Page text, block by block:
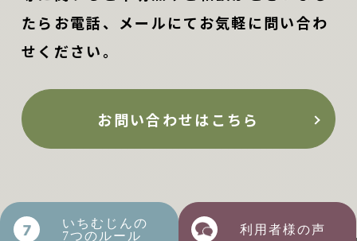
たらお電話、メールにてお気軽に問い合わ
せください。
お問い合わせはこちら
いちむじんの
7つのルール
利用者様の声